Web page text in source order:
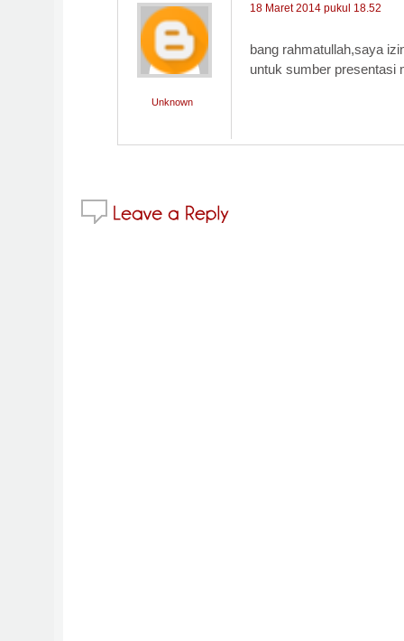
Unknown
18 Maret 2014 pukul 18.52
bang rahmatullah,saya
untuk sumber presentasi